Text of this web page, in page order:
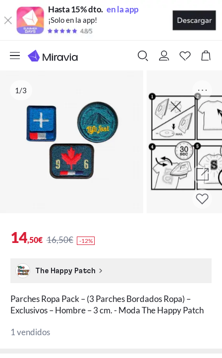
Hasta 15% dto. en la app
¡Solo en la app!
1/3
14,50€ 16,50€ -12%
The Happy Patch
Parches Ropa Pack – (3 Parches Bordados Ropa) –
Exclusivos – Hombre – 3 cm. - Moda The Happy Patch
1 vendidos